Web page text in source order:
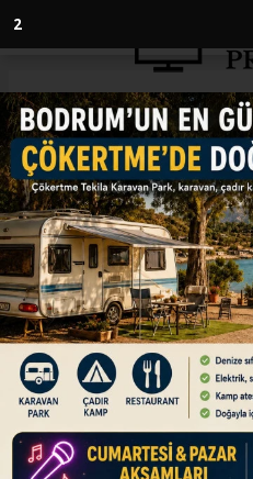
2
Anasayfa GÜNDEM
Mahzen-26
kişi
07.04.2024 - 11:12,
İçişleri Bakanı
2024 arasında 14
bölgesel ve 303 yerel
organize suç örgütünün